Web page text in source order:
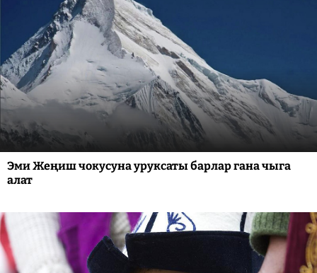
Эми Жеңиш чокусуна уруксаты барлар гана чыга
алат